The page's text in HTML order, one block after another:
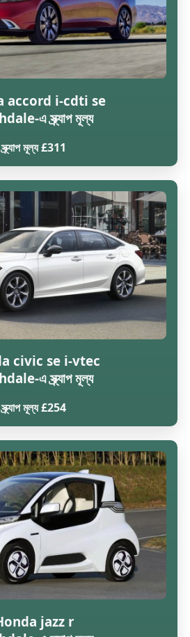
accord i-cdti se
এ স্ক্র্যাপ মূল্য
স্ক্র্যাপ মূল্য £311
civic se i-vtec
এ স্ক্র্যাপ মূল্য
স্ক্র্যাপ মূল্য £254
jazz r